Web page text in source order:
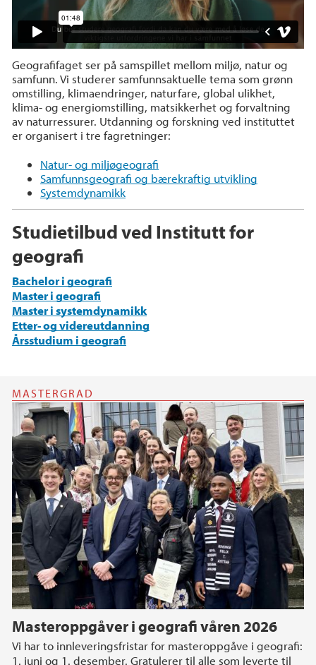
Geografifaget ser på samspillet mellom miljø, natur og
samfunn. Vi studerer samfunnsaktuelle tema som grønn
omstilling, klimaendringer, naturfare, global ulikhet,
klima- og energiomstilling, matsikkerhet og forvaltning
av naturressurer. Utdanning og forskning ved instituttet
er organisert i tre fagretninger:
Natur- og miljøgeografi
Samfunnsgeografi og bærekraftig utvikling
Systemdynamikk
Studietilbud ved Institutt for
geografi
Bachelor i geografi
Master i geografi
Master i systemdynamikk
Etter- og videreutdanning
Årsstudium i geografi
MASTERGRAD
Masteroppgåver i geografi våren 2026
Vi har to innleveringsfristar for masteroppgåve i geografi:
1. juni og 1. desember. Gratulerer til alle som leverte til